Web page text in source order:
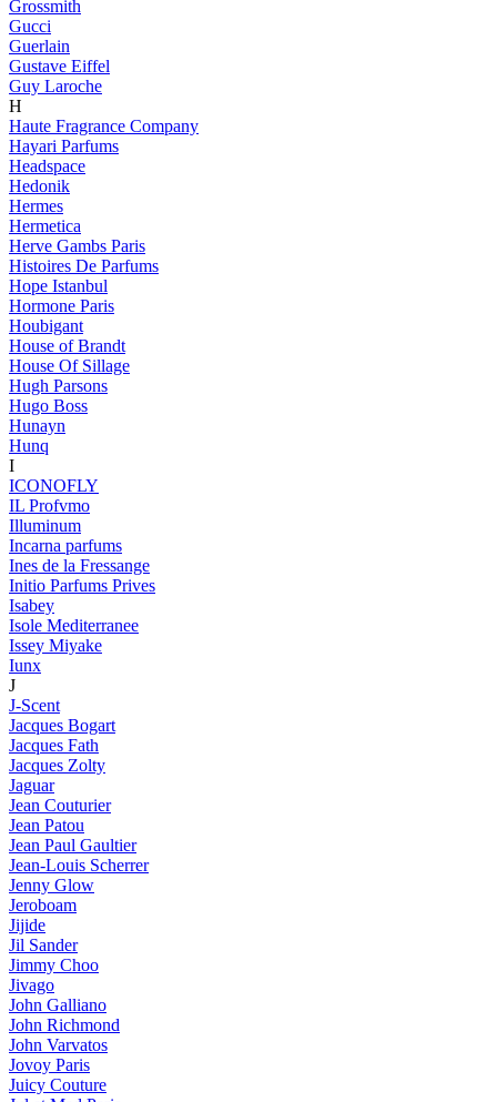
Grossmith
Gucci
Guerlain
Gustave Eiffel
Guy Laroche
H
Haute Fragrance Company
Hayari Parfums
Headspace
Hedonik
Hermes
Hermetica
Herve Gambs Paris
Histoires De Parfums
Hope Istanbul
Hormone Paris
Houbigant
House of Brandt
House Of Sillage
Hugh Parsons
Hugo Boss
Hunayn
Hunq
I
ICONOFLY
IL Profvmo
Illuminum
Incarna parfums
Ines de la Fressange
Initio Parfums Prives
Isabey
Isole Mediterranee
Issey Miyake
Iunx
J
J-Scent
Jacques Bogart
Jacques Fath
Jacques Zolty
Jaguar
Jean Couturier
Jean Patou
Jean Paul Gaultier
Jean-Louis Scherrer
Jenny Glow
Jeroboam
Jijide
Jil Sander
Jimmy Choo
Jivago
John Galliano
John Richmond
John Varvatos
Jovoy Paris
Juicy Couture